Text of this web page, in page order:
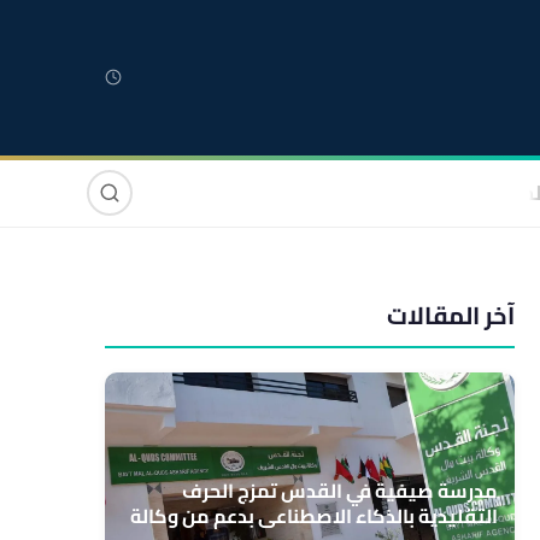
صوت وصورة
آخر المقالات
مدرسة صيفية في القدس تمزج الحرف
التقليدية بالذكاء الاصطناعي بدعم من وكالة